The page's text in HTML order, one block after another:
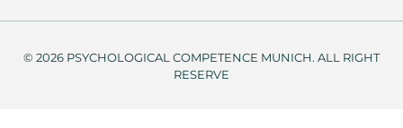
© 2026 PSYCHOLOGICAL COMPETENCE MUNICH. ALL RIGHT
RESERVE